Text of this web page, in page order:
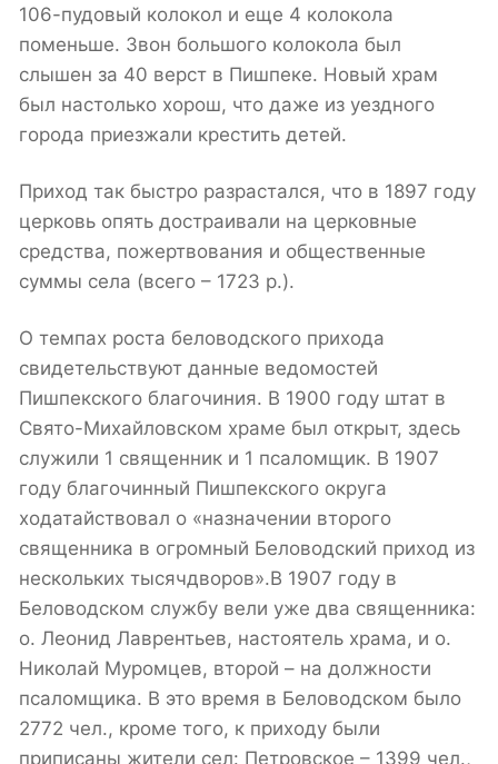
106-пудовый колокол и еще 4 колокола
поменьше. Звон большого колокола был
слышен за 40 верст в Пишпеке. Новый храм
был настолько хорош, что даже из уездного
города приезжали крестить детей.
Приход так быстро разрастался, что в 1897 году
церковь опять достраивали на церковные
средства, пожертвования и общественные
суммы села (всего – 1723 р.).
О темпах роста беловодского прихода
свидетельствуют данные ведомостей
Пишпекского благочиния. В 1900 году штат в
Свято-Михайловском храме был открыт, здесь
служили 1 священник и 1 псаломщик. В 1907
году благочинный Пишпекского округа
ходатайствовал о «назначении второго
священника в огромный Беловодский приход из
нескольких тысячдворов».В 1907 году в
Беловодском службу вели уже два священника:
о. Леонид Лаврентьев, настоятель храма, и о.
Николай Муромцев, второй – на должности
псаломщика. В это время в Беловодском было
2772 чел., кроме того, к приходу были
приписаны жители сел: Петровское – 1399 чел.,